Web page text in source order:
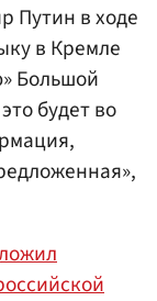
Путин в ходе
в Кремле
Большой
будет во